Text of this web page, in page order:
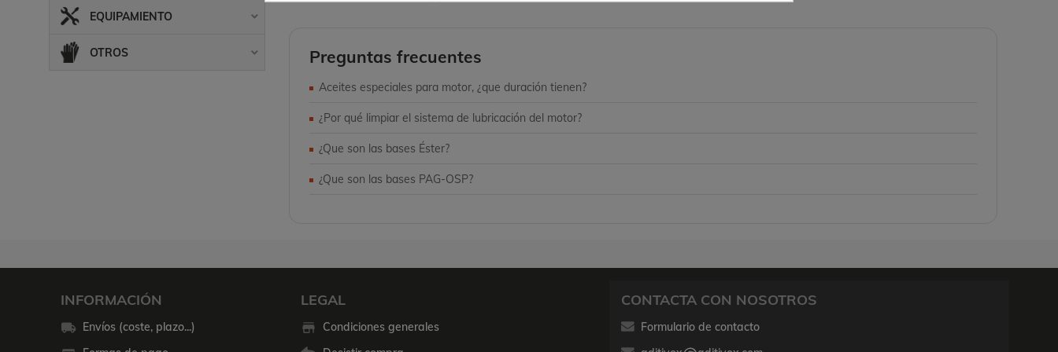
EQUIPAMIENTO 
OTROS  Preguntas frecuentes
Aceites especiales para motor, ¿que duración tienen?
¿Por qué limpiar el sistema de lubricación del motor?
¿Que son las bases Éster?
¿Que son las bases PAG-OSP?
INFORMACIÓN
Envíos (coste, plazo...)
LEGAL
Condiciones generales
CONTACTA CON NOSOTROS
Formulario de contacto